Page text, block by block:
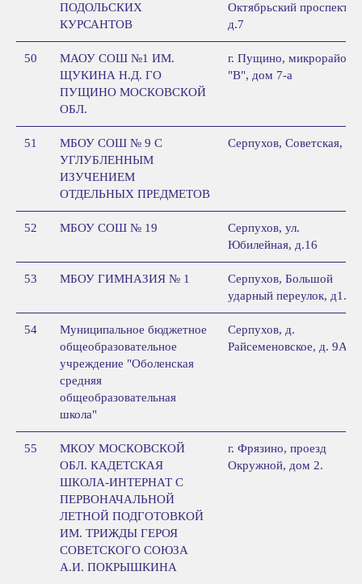
ПОДОЛЬСКИХ
КУРСАНТОВ
Октябрьский проспект,
д.7
50
МАОУ СОШ №1 ИМ.
ЩУКИНА Н.Д. ГО
ПУЩИНО МОСКОВСКОЙ
ОБЛ.
г. Пущино, микрорайон
"В", дом 7-а
51
МБОУ СОШ № 9 С
УГЛУБЛЕННЫМ
ИЗУЧЕНИЕМ
ОТДЕЛЬНЫХ ПРЕДМЕТОВ
Серпухов, Советская, 83
52 МБОУ СОШ № 19
Серпухов, ул.
Юбилейная, д.16
53 МБОУ ГИМНАЗИЯ № 1
Серпухов, Большой
ударный переулок, д1.
54
Муниципальное бюджетное
общеобразовательное
учреждение "Оболенская
средняя
общеобразовательная
школа"
Серпухов, д.
Райсеменовское, д. 9А
55
МКОУ МОСКОВСКОЙ
ОБЛ. КАДЕТСКАЯ
ШКОЛА-ИНТЕРНАТ С
ПЕРВОНАЧАЛЬНОЙ
ЛЕТНОЙ ПОДГОТОВКОЙ
ИМ. ТРИЖДЫ ГЕРОЯ
СОВЕТСКОГО СОЮЗА
А.И. ПОКРЫШКИНА
г. Фрязино, проезд
Окружной, дом 2.